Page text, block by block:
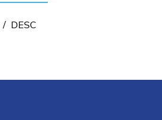
/ DESC